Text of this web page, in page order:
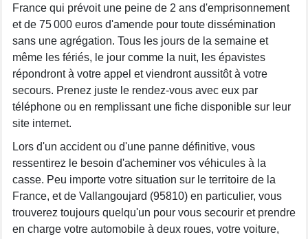
France qui prévoit une peine de 2 ans d'emprisonnement
et de 75 000 euros d'amende pour toute dissémination
sans une agrégation. Tous les jours de la semaine et
même les fériés, le jour comme la nuit, les épavistes
répondront à votre appel et viendront aussitôt à votre
secours. Prenez juste le rendez-vous avec eux par
téléphone ou en remplissant une fiche disponible sur leur
site internet.
Lors d'un accident ou d'une panne définitive, vous
ressentirez le besoin d'acheminer vos véhicules à la
casse. Peu importe votre situation sur le territoire de la
France, et de Vallangoujard (95810) en particulier, vous
trouverez toujours quelqu'un pour vous secourir et prendre
en charge votre automobile à deux roues, votre voiture,